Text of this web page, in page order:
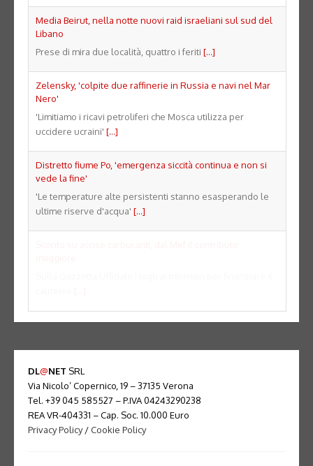
Media Beirut, nella notte nuovi raid israeliani sul sud del
Libano
Prese di mira due località, quattro i feriti [...]
Zelensky, 'colpite due raffinerie in Russia e navi nel Mar
Nero'
'Limitiamo i ricavi petroliferi che Mosca utilizza per
uccidere ucraini' [...]
Distretto fiume Po, 'emergenza siccità continua e non si
vede la fine'
'Le temperature alte persistenti stanno esasperando le
ultime riserve d'acqua' [...]
DL@NET SRL
Via Nicolo’ Copernico, 19 – 37135 Verona
Tel. +39 045 585527 – P.IVA 04243290238
REA VR-404331 – Cap. Soc. 10.000 Euro
Privacy Policy/Cookie Policy